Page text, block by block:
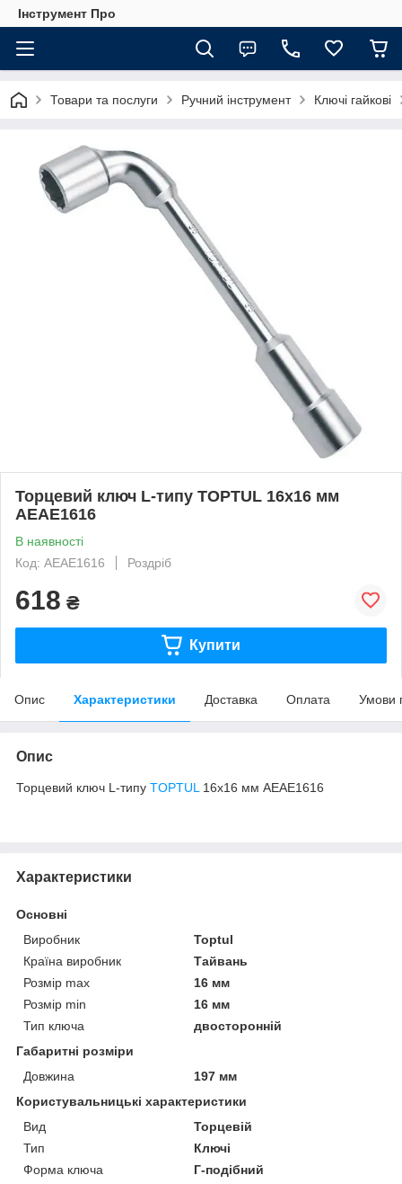
Інструмент Про
Товари та послуги Ручний інструмент Ключі гайкові
Торцевий ключ L-типу TOPTUL 16x16 мм
AEAE1616
В наявності
Код: AEAE1616
Роздріб
618 ₴
Купити
Опис Характеристики Доставка Оплата Умови
Опис
Торцевий ключ L-типу TOPTUL 16x16 мм AEAE1616
Характеристики
Основні
Виробник
Toptul
Країна виробник
Тайвань
Розмір max
16 мм
Розмір min
16 мм
Тип ключа
двосторонній
Габаритні розміри
Довжина
197 мм
Користувальницькі характеристики
Вид
Торцевій
Тип
Ключі
Форма ключа
Г-подібний